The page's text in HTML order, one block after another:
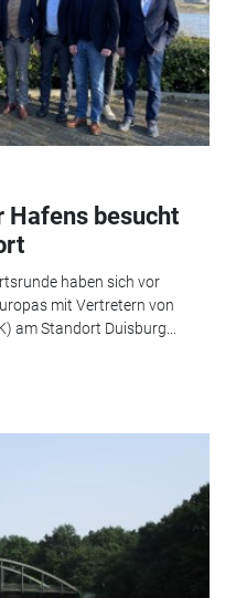
Hafens besucht
haben sich vor
mit Vertretern von
am Standort Duisburg...